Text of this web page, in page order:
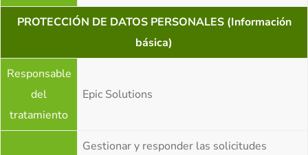
PROTECCIÓN DE DATOS PERSONALES (Información
básica)
Responsable
del
tratamiento
Epic Solutions
Gestionar y responder las solicitudes